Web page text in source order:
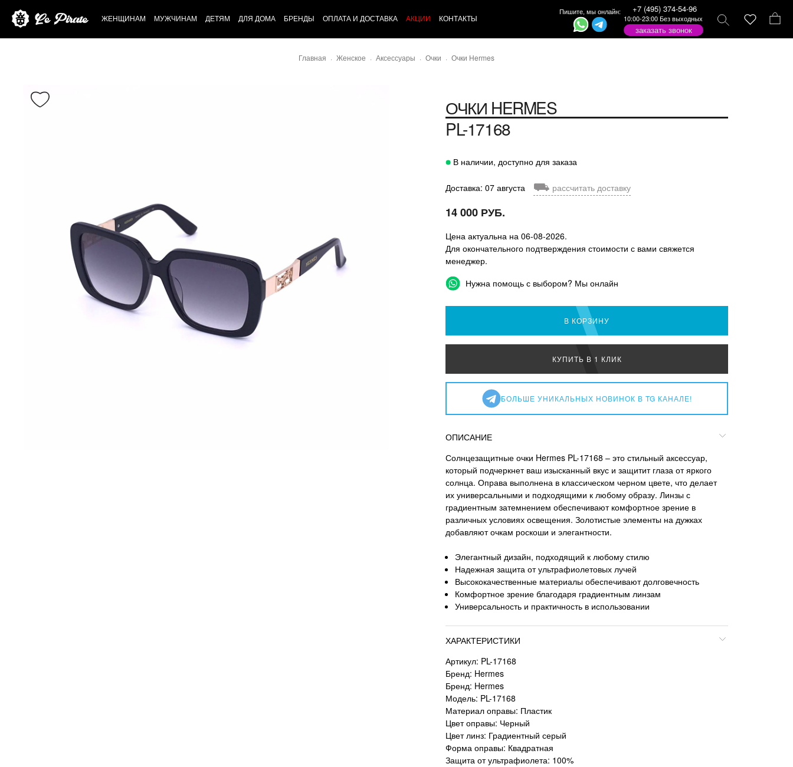
ЖЕНЩИНАМ МУЖЧИНАМ ДЕТЯМ ДЛЯ ДОМА БРЕНДЫ ОПЛАТА И ДОСТАВКА АКЦИИ КОНТАКТЫ
Пишите, мы онлайн: +7 (495) 374-54-96
10:00-23:00 Без выходных
заказать звонок
Главная Женское Аксессуары Очки Очки Hermes
ОЧКИ HERMES
PL-17168
В наличии, доступно для заказа
Доставка: 07 августа ⛟ рассчитать доставку
14 000 РУБ.
Цена актуальна на 06-08-2026.
Для окончательного подтверждения стоимости с вами свяжется
менеджер.
Нужна помощь с выбором? Мы онлайн
В КОРЗИНУ
КУПИТЬ В 1 КЛИК
БОЛЬШЕ УНИКАЛЬНЫХ НОВИНОК В TG КАНАЛЕ!
ОПИСАНИЕ
Солнцезащитные очки Hermes PL-17168 – это стильный аксессуар,
который подчеркнет ваш изысканный вкус и защитит глаза от яркого
солнца. Оправа выполнена в классическом черном цвете, что делает
их универсальными и подходящими к любому образу. Линзы с
градиентным затемнением обеспечивают комфортное зрение в
различных условиях освещения. Золотистые элементы на дужках
добавляют очкам роскоши и элегантности.
Элегантный дизайн, подходящий к любому стилю
Надежная защита от ультрафиолетовых лучей
Высококачественные материалы обеспечивают долговечность
Комфортное зрение благодаря градиентным линзам
Универсальность и практичность в использовании
ХАРАКТЕРИСТИКИ
Артикул: PL-17168
Бренд: Hermes
Бренд: Hermes
Модель: PL-17168
Материал оправы: Пластик
Цвет оправы: Черный
Цвет линз: Градиентный серый
Форма оправы: Квадратная
Защита от ультрафиолета: 100%